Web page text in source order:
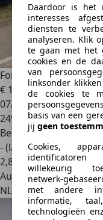
Daardoor is het
interesses
diensten te
analyseren. Klik
te gaan met het
cookies en de
van
linksonder
de cookies te
basis van een
jij geen
Cookies,
identificatoren
willekeurig
netwerk-
met andere
informatie,
technologieën
Ford Explorer3.5 V6 |
€ 18.950
07/2013
249.114 km
Benzine
- (l/100 km)
2,8
Autobedrijf
NL 7764 AN